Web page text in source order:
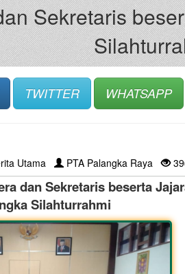
Sekretaris
TWITTER WHATSAPP
Utama PTA Palangka Raya
dan Sekretaris beserta
Silahturrahmi